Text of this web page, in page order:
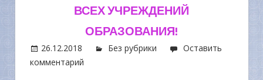
ВСЕХ УЧРЕЖДЕНИЙ
ОБРАЗОВАНИЯ!
26.12.2018 Без рубрики
Оставить
комментарий